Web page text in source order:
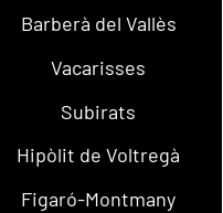
Barberà del Vallès
Vacarisses
Subirats
Hipòlit de Voltregà
Figaró-Montmany